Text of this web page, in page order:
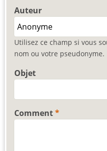
Auteur
Utilisez ce champ si vous
nom ou votre pseudonyme.
Objet
Comment